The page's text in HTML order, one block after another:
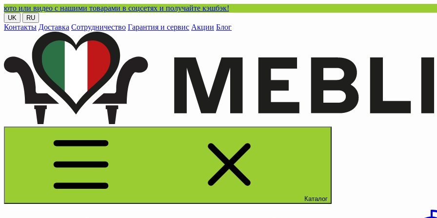
с нашими товарами в соцсетях и получайте кэшбэк!
UK RU
Контакты Доставка Сотрудничество Гарантия и сервис Акции Блог
Каталог